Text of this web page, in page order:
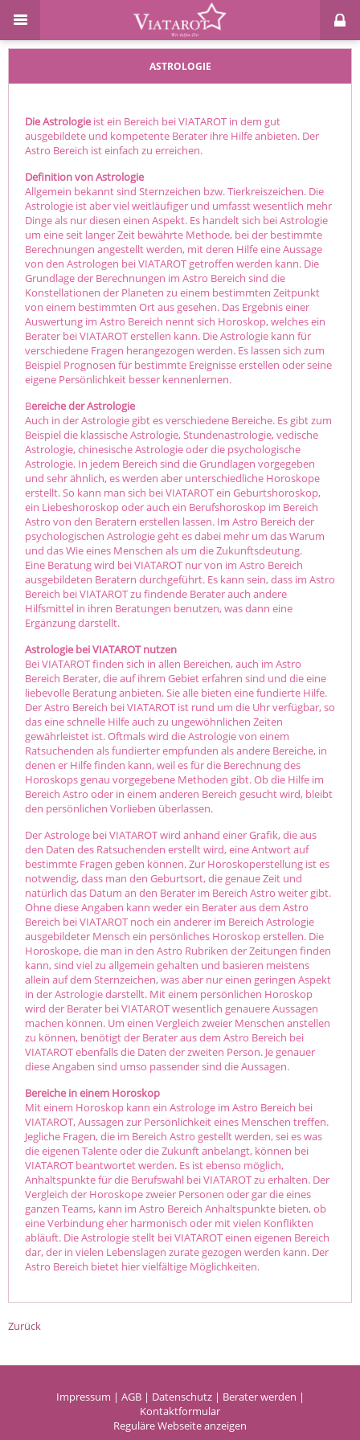
ASTROLOGIE
Die Astrologie ist ein Bereich bei VIATAROT in dem gut
ausgebildete und kompetente Berater ihre Hilfe anbieten. Der
Astro Bereich ist einfach zu erreichen.
Definition von Astrologie
Allgemein bekannt sind Sternzeichen bzw. Tierkreiszeichen. Die
Astrologie ist aber viel weitläufiger und umfasst wesentlich mehr
Dinge als nur diesen einen Aspekt. Es handelt sich bei Astrologie
um eine seit langer Zeit bewährte Methode, bei der bestimmte
Berechnungen angestellt werden, mit deren Hilfe eine Aussage
von den Astrologen bei VIATAROT getroffen werden kann. Die
Grundlage der Berechnungen im Astro Bereich sind die
Konstellationen der Planeten zu einem bestimmten Zeitpunkt
von einem bestimmten Ort aus gesehen. Das Ergebnis einer
Auswertung im Astro Bereich nennt sich Horoskop, welches ein
Berater bei VIATAROT erstellen kann. Die Astrologie kann für
verschiedene Fragen herangezogen werden. Es lassen sich zum
Beispiel Prognosen für bestimmte Ereignisse erstellen oder seine
eigene Persönlichkeit besser kennenlernen.
Bereiche der Astrologie
Auch in der Astrologie gibt es verschiedene Bereiche. Es gibt zum
Beispiel die klassische Astrologie, Stundenastrologie, vedische
Astrologie, chinesische Astrologie oder die psychologische
Astrologie. In jedem Bereich sind die Grundlagen vorgegeben
und sehr ähnlich, es werden aber unterschiedliche Horoskope
erstellt. So kann man sich bei VIATAROT ein Geburtshoroskop,
ein Liebeshoroskop oder auch ein Berufshoroskop im Bereich
Astro von den Beratern erstellen lassen. Im Astro Bereich der
psychologischen Astrologie geht es dabei mehr um das Warum
und das Wie eines Menschen als um die Zukunftsdeutung.
Eine Beratung wird bei VIATAROT nur von im Astro Bereich
ausgebildeten Beratern durchgeführt. Es kann sein, dass im Astro
Bereich bei VIATAROT zu findende Berater auch andere
Hilfsmittel in ihren Beratungen benutzen, was dann eine
Ergänzung darstellt.
Astrologie bei VIATAROT nutzen
Bei VIATAROT finden sich in allen Bereichen, auch im Astro
Bereich Berater, die auf ihrem Gebiet erfahren sind und die eine
liebevolle Beratung anbieten. Sie alle bieten eine fundierte Hilfe.
Der Astro Bereich bei VIATAROT ist rund um die Uhr verfügbar, so
das eine schnelle Hilfe auch zu ungewöhnlichen Zeiten
gewährleistet ist. Oftmals wird die Astrologie von einem
Ratsuchenden als fundierter empfunden als andere Bereiche, in
denen er Hilfe finden kann, weil es für die Berechnung des
Horoskops genau vorgegebene Methoden gibt. Ob die Hilfe im
Bereich Astro oder in einem anderen Bereich gesucht wird, bleibt
den persönlichen Vorlieben überlassen.
Der Astrologe bei VIATAROT wird anhand einer Grafik, die aus
den Daten des Ratsuchenden erstellt wird, eine Antwort auf
bestimmte Fragen geben können. Zur Horoskoperstellung ist es
notwendig, dass man den Geburtsort, die genaue Zeit und
natürlich das Datum an den Berater im Bereich Astro weiter gibt.
Ohne diese Angaben kann weder ein Berater aus dem Astro
Bereich bei VIATAROT noch ein anderer im Bereich Astrologie
ausgebildeter Mensch ein persönliches Horoskop erstellen. Die
Horoskope, die man in den Astro Rubriken der Zeitungen finden
kann, sind viel zu allgemein gehalten und basieren meistens
allein auf dem Sternzeichen, was aber nur einen geringen Aspekt
in der Astrologie darstellt. Mit einem persönlichen Horoskop
wird der Berater bei VIATAROT wesentlich genauere Aussagen
machen können. Um einen Vergleich zweier Menschen anstellen
zu können, benötigt der Berater aus dem Astro Bereich bei
VIATAROT ebenfalls die Daten der zweiten Person. Je genauer
diese Angaben sind umso passender sind die Aussagen.
Bereiche in einem Horoskop
Mit einem Horoskop kann ein Astrologe im Astro Bereich bei
VIATAROT, Aussagen zur Persönlichkeit eines Menschen treffen.
Jegliche Fragen, die im Bereich Astro gestellt werden, sei es was
die eigenen Talente oder die Zukunft anbelangt, können bei
VIATAROT beantwortet werden. Es ist ebenso möglich,
Anhaltspunkte für die Berufswahl bei VIATAROT zu erhalten. Der
Vergleich der Horoskope zweier Personen oder gar die eines
ganzen Teams, kann im Astro Bereich Anhaltspunkte bieten, ob
eine Verbindung eher harmonisch oder mit vielen Konflikten
abläuft. Die Astrologie stellt bei VIATAROT einen eigenen Bereich
dar, der in vielen Lebenslagen zurate gezogen werden kann. Der
Astro Bereich bietet hier vielfältige Möglichkeiten.
Zurück
Impressum | AGB| Datenschutz| Berater werden |
Kontaktformular
Reguläre Webseite anzeigen